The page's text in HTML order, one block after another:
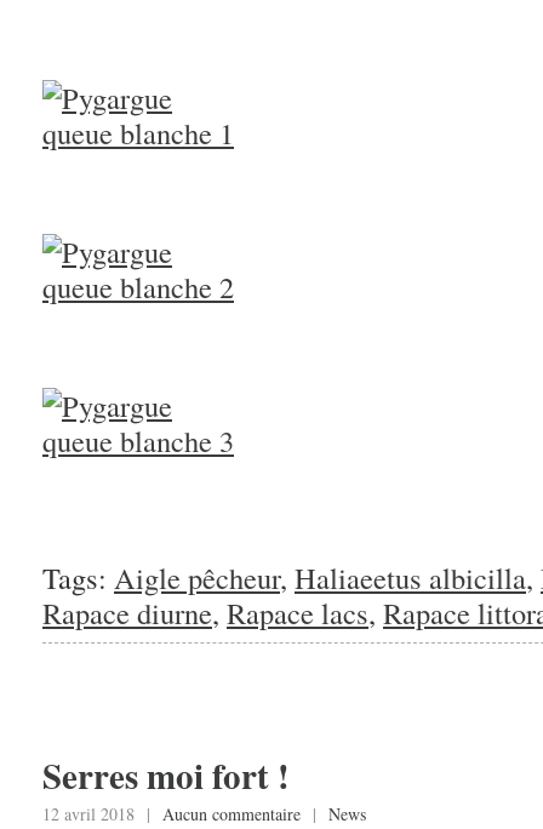
Tags: Aigle pêcheur, Haliaeetus albicilla,
Rapace diurne, Rapace lacs, Rapace
Serres moi fort !
12 avril 2018 | Aucun commentaire | News